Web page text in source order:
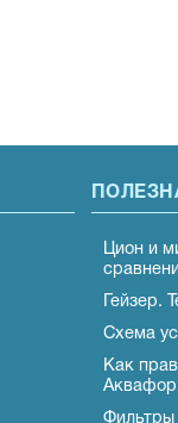
Цион и
Гейзер.
Схема
Как
Фильтры